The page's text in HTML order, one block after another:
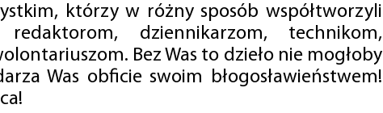
którzy w różny sposób współtworzyli
dziennikarzom, technikom,
Bez Was to dzieło nie mogłoby
Was obficie swoim błogosławieństwem!